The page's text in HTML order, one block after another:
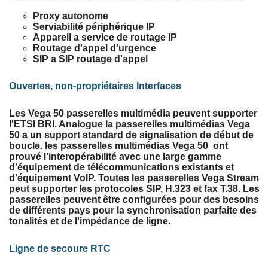
Proxy autonome
Serviabilité périphérique IP
Appareil a service de routage IP
Routage d'appel d'urgence
SIP a SIP routage d'appel
Ouvertes, non-propriétaires Interfaces
Les Vega 50 passerelles multimédia peuvent supporter
l'ETSI BRI. Analogue la passerelles multimédias Vega
50 a un support standard de signalisation de début de
boucle. les passerelles multimédias Vega 50 ont
prouvé l'interopérabilité avec une large gamme
d'équipement de télécommunications existants et
d'équipement VoIP. Toutes les passerelles Vega Stream
peut supporter les protocoles SIP, H.323 et fax T.38. Les
passerelles peuvent être configurées pour des besoins
de différents pays pour la synchronisation parfaite des
tonalités et de l'impédance de ligne.
Ligne de secoure RTC